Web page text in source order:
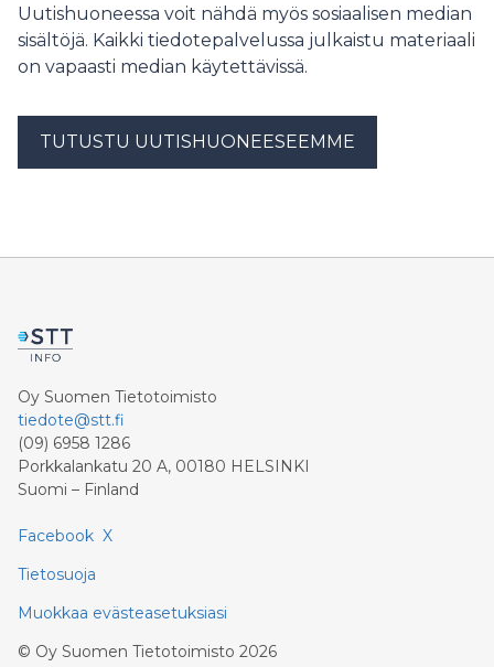
Uutishuoneessa voit nähdä myös sosiaalisen median
sisältöjä. Kaikki tiedotepalvelussa julkaistu materiaali
on vapaasti median käytettävissä.
TUTUSTU UUTISHUONEESEEMME
Oy Suomen Tietotoimisto
tiedote@stt.fi
(09) 6958 1286
Porkkalankatu 20 A, 00180 HELSINKI
Suomi – Finland
Facebook X
Tietosuoja
Muokkaa evästeasetuksiasi
© Oy Suomen Tietotoimisto 2026